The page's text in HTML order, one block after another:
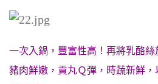
一次入鍋，豐富性高！再將乳酪
豬肉鮮嫩，貢丸Ｑ彈，時蔬新鮮